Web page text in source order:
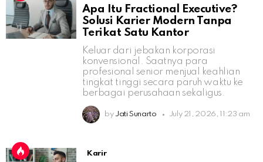
Apa Itu Fractional Executive?
Solusi Karier Modern Tanpa
Terikat Satu Kantor
Keluar dari jebakan korporasi
konvensional. Saatnya para
profesional senior menjual keahlian
tingkat tinggi secara paruh waktu ke
berbagai perusahaan sekaligus.
by Jati Sunarto July 21, 2026, 11:23 am
Karir